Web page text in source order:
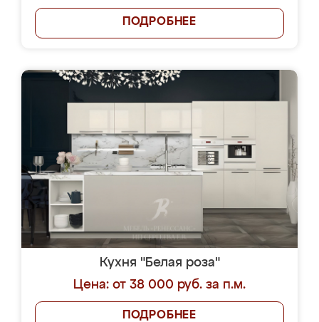
ПОДРОБНЕЕ
Кухня "Белая роза"
Цена: от 38 000 руб. за п.м.
ПОДРОБНЕЕ